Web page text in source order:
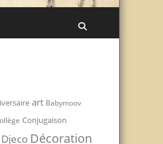
art Babymoov
Conjugaison
Djeco Décoration